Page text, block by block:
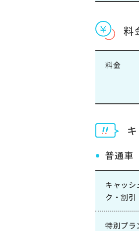
料
料金
普通車
キャッシ
ク・割引
特別プラ